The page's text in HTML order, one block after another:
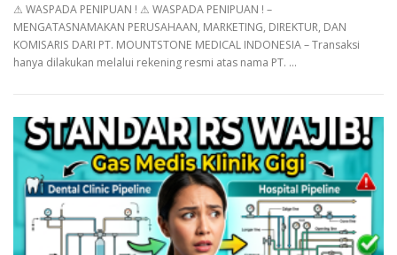
⚠︎ WASPADA PENIPUAN ! ⚠︎ WASPADA PENIPUAN ! –
MENGATASNAMAKAN PERUSAHAAN, MARKETING, DIREKTUR, DAN
KOMISARIS DARI PT. MOUNTSTONE MEDICAL INDONESIA – Transaksi
hanya dilakukan melalui rekening resmi atas nama PT. …